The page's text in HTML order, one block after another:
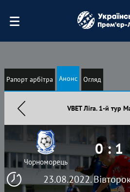
Рапорт арбітра Анонс Огляд
VBET Ліга. 1-й тур
23.08.2022.
Чорноморець
0 : 1